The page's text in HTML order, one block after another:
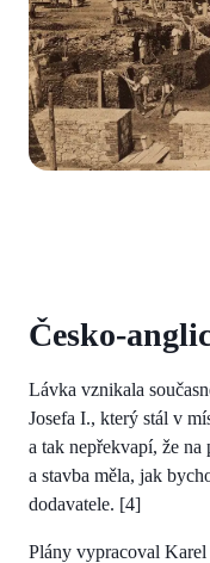
Česko-
Lávka vznikala
Josefa I., který stál v
a tak nepřekvapí, že
a stavba měla, jak
dodavatele. [4]
Plány vypracoval